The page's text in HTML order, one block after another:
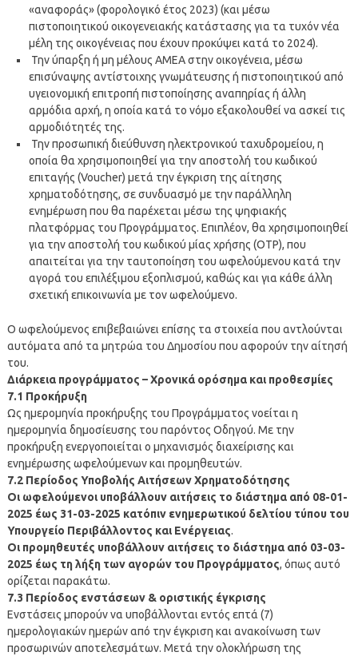
«αναφοράς» (φορολογικό έτος 2023) (και μέσω
πιστοποιητικού οικογενειακής κατάστασης για τα τυχόν νέα
μέλη της οικογένειας που έχουν προκύψει κατά το 2024).
Την ύπαρξη ή μη μέλους ΑΜΕΑ στην οικογένεια, μέσω
επισύναψης αντίστοιχης γνωμάτευσης ή πιστοποιητικού από
υγειονομική επιτροπή πιστοποίησης αναπηρίας ή άλλη
αρμόδια αρχή, η οποία κατά το νόμο εξακολουθεί να ασκεί τις
αρμοδιότητές της.
Την προσωπική διεύθυνση ηλεκτρονικού ταχυδρομείου, η
οποία θα χρησιμοποιηθεί για την αποστολή του κωδικού
επιταγής (Voucher) μετά την έγκριση της αίτησης
χρηματοδότησης, σε συνδυασμό με την παράλληλη
ενημέρωση που θα παρέχεται μέσω της ψηφιακής
πλατφόρμας του Προγράμματος. Επιπλέον, θα χρησιμοποιηθεί
για την αποστολή του κωδικού μίας χρήσης (OTP), που
απαιτείται για την ταυτοποίηση του ωφελούμενου κατά την
αγορά του επιλέξιμου εξοπλισμού, καθώς και για κάθε άλλη
σχετική επικοινωνία με τον ωφελούμενο.
Ο ωφελούμενος επιβεβαιώνει επίσης τα στοιχεία που αντλούνται
αυτόματα από τα μητρώα του Δημοσίου που αφορούν την αίτησή
του.
Διάρκεια προγράμματος – Χρονικά ορόσημα και προθεσμίες
7.1 Προκήρυξη
Ως ημερομηνία προκήρυξης του Προγράμματος νοείται η
ημερομηνία δημοσίευσης του παρόντος Οδηγού. Με την
προκήρυξη ενεργοποιείται ο μηχανισμός διαχείρισης και
ενημέρωσης ωφελούμενων και προμηθευτών.
7.2 Περίοδος Υποβολής Αιτήσεων Χρηματοδότησης
Οι ωφελούμενοι υποβάλλουν αιτήσεις το διάστημα από 08-01-
2025 έως 31-03-2025 κατόπιν ενημερωτικού δελτίου τύπου του
Υπουργείο Περιβάλλοντος και Ενέργειας.
Οι προμηθευτές υποβάλλουν αιτήσεις το διάστημα από 03-03-
2025 έως τη λήξη των αγορών του Προγράμματος, όπως αυτό
ορίζεται παρακάτω.
7.3 Περίοδος ενστάσεων & οριστικής έγκρισης
Ενστάσεις μπορούν να υποβάλλονται εντός επτά (7)
ημερολογιακών ημερών από την έγκριση και ανακοίνωση των
προσωρινών αποτελεσμάτων. Μετά την ολοκλήρωση της